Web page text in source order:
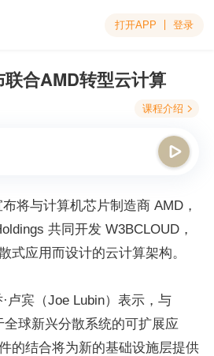
打开APP 登录
合AMD转型云计算
课程介绍 

将与计算机芯片制造商 AMD，
共同开发 W3BCLOUD，
式应用而设计的云计算架构。
卢宾（Joe Lubin）表示，与
球新兴分散系统的可扩展应
的结合将为新的基础设施层提供